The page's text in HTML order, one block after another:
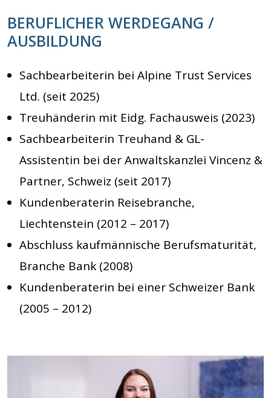
BERUFLICHER WERDEGANG /
AUSBILDUNG
Sachbearbeiterin bei Alpine Trust Services
Ltd. (seit 2025)
Treuhänderin mit Eidg. Fachausweis (2023)
Sachbearbeiterin Treuhand & GL-
Assistentin bei der Anwaltskanzlei Vincenz &
Partner, Schweiz (seit 2017)
Kundenberaterin Reisebranche,
Liechtenstein (2012 – 2017)
Abschluss kaufmännische Berufsmaturität,
Branche Bank (2008)
Kundenberaterin bei einer Schweizer Bank
(2005 – 2012)